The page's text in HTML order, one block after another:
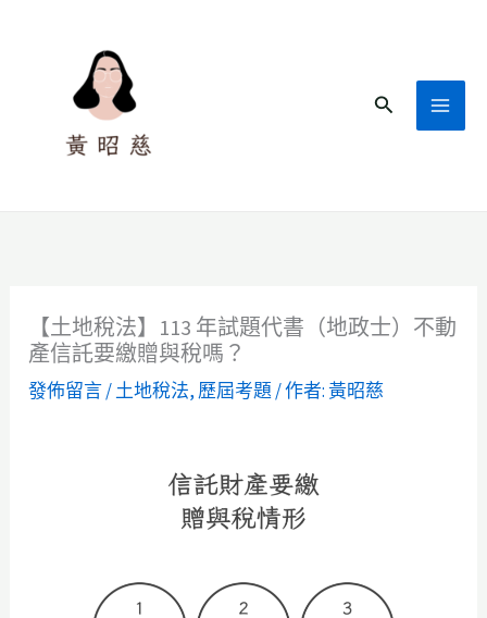
搜
【土地稅法】113 年試題代書（地政士）不動
產信託要繳贈與稅嗎？
發佈留言/土地稅法, 歷屆考題 / 作者:黃昭慈